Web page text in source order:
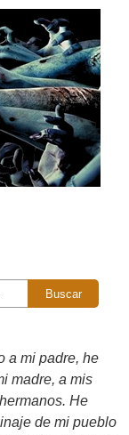
Buscar
a mi padre, he
madre, a mis
He
de mi pueblo